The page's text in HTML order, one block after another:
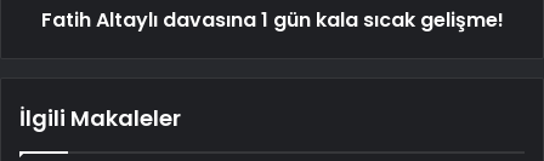
Fatih Altaylı davasına 1 gün kala sıcak gelişme!
İlgili Makaleler